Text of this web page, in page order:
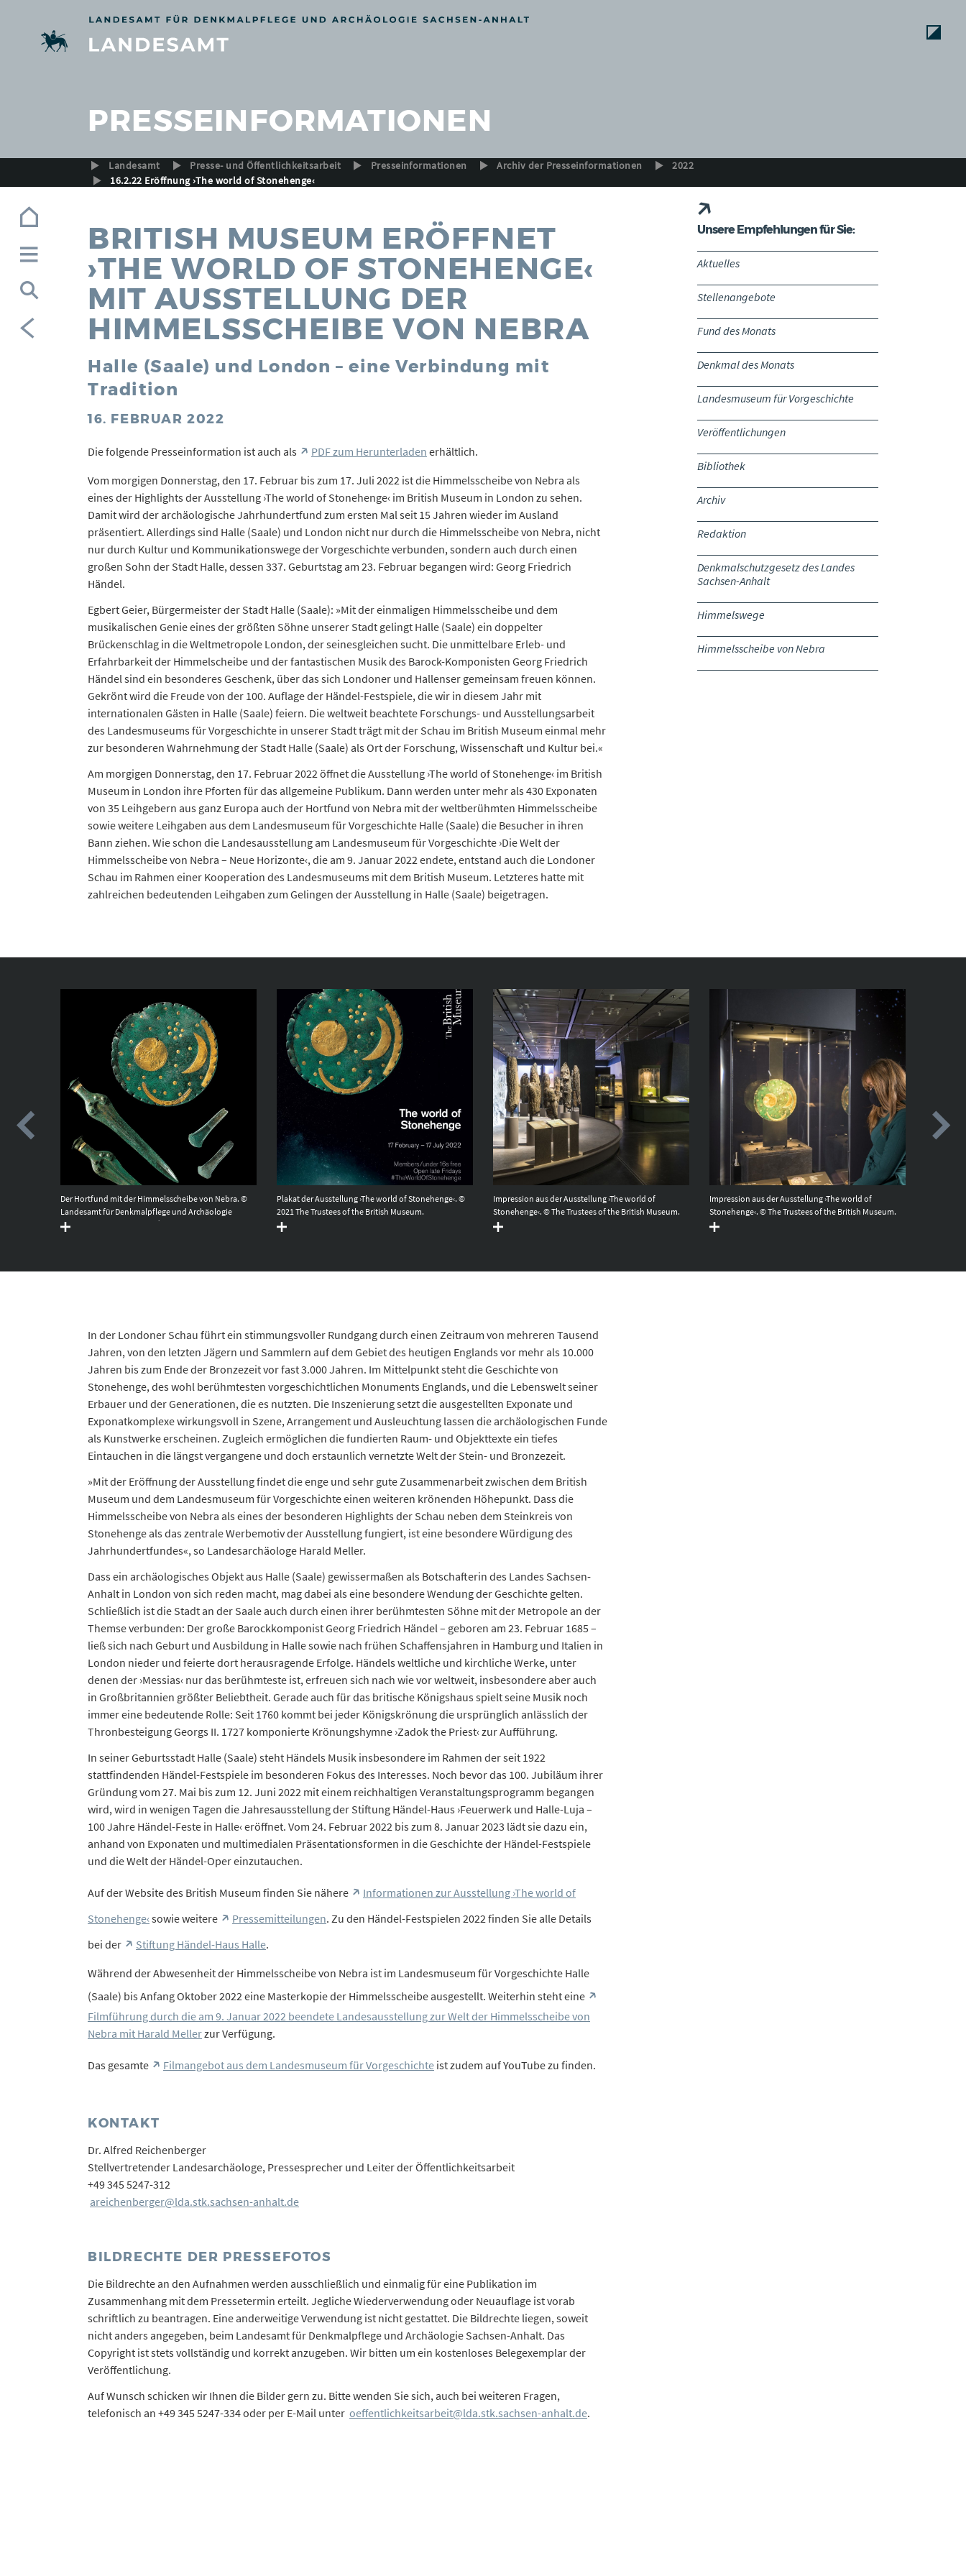
PRESSEINFORMATIONEN
Landesamt Presse- und Öffentlichkeitsarbeit Presseinformationen Archiv der Presseinformationen
2022
16.2.22 Eröffnung ›The world of Stonehenge‹
BRITISH MUSEUM ERÖFFNET
›THE WORLD OF STONEHENGE‹
MIT AUSSTELLUNG DER
HIMMELSSCHEIBE VON NEBRA
Halle (Saale) und London – eine Verbindung mit
Tradition
16. FEBRUAR 2022
Die folgende Presseinformation ist auch als PDF zum Herunterladen erhältlich.
Vom morgigen Donnerstag, den 17. Februar bis zum 17. Juli 2022 ist die Himmelsscheibe von Nebra als
eines der Highlights der Ausstellung ›The world of Stonehenge‹ im British Museum in London zu sehen.
Damit wird der archäologische Jahrhundertfund zum ersten Mal seit 15 Jahren wieder im Ausland
präsentiert. Allerdings sind Halle (Saale) und London nicht nur durch die Himmelsscheibe von Nebra, nicht
nur durch Kultur und Kommunikationswege der Vorgeschichte verbunden, sondern auch durch einen
großen Sohn der Stadt Halle, dessen 337. Geburtstag am 23. Februar begangen wird: Georg Friedrich
Händel.
Egbert Geier, Bürgermeister der Stadt Halle (Saale): »Mit der einmaligen Himmelsscheibe und dem
musikalischen Genie eines der größten Söhne unserer Stadt gelingt Halle (Saale) ein doppelter
Brückenschlag in die Weltmetropole London, der seinesgleichen sucht. Die unmittelbare Erleb- und
Erfahrbarkeit der Himmelscheibe und der fantastischen Musik des Barock-Komponisten Georg Friedrich
Händel sind ein besonderes Geschenk, über das sich Londoner und Hallenser gemeinsam freuen können.
Gekrönt wird die Freude von der 100. Auflage der Händel-Festspiele, die wir in diesem Jahr mit
internationalen Gästen in Halle (Saale) feiern. Die weltweit beachtete Forschungs- und Ausstellungsarbeit
des Landesmuseums für Vorgeschichte in unserer Stadt trägt mit der Schau im British Museum einmal mehr
zur besonderen Wahrnehmung der Stadt Halle (Saale) als Ort der Forschung, Wissenschaft und Kultur bei.«
Am morgigen Donnerstag, den 17. Februar 2022 öffnet die Ausstellung ›The world of Stonehenge‹ im British
Museum in London ihre Pforten für das allgemeine Publikum. Dann werden unter mehr als 430 Exponaten
von 35 Leihgebern aus ganz Europa auch der Hortfund von Nebra mit der weltberühmten Himmelsscheibe
sowie weitere Leihgaben aus dem Landesmuseum für Vorgeschichte Halle (Saale) die Besucher in ihren
Bann ziehen. Wie schon die Landesausstellung am Landesmuseum für Vorgeschichte ›Die Welt der
Himmelsscheibe von Nebra – Neue Horizonte‹, die am 9. Januar 2022 endete, entstand auch die Londoner
Schau im Rahmen einer Kooperation des Landesmuseums mit dem British Museum. Letzteres hatte mit
zahlreichen bedeutenden Leihgaben zum Gelingen der Ausstellung in Halle (Saale) beigetragen.
Unsere Empfehlungen für Sie:
Aktuelles
Stellenangebote
Fund des Monats
Denkmal des Monats
Landesmuseum für Vorgeschichte
Veröffentlichungen
Bibliothek
Archiv
Redaktion
Denkmalschutzgesetz des Landes
Sachsen-Anhalt
Himmelswege
Himmelsscheibe von Nebra
Der Hortfund mit der Himmelsscheibe von Nebra. ©
Landesamt für Denkmalpflege und Archäologie
Sachsen-Anhalt, Juraj Lipták.
Plakat der Ausstellung ›The world of Stonehenge‹. ©
2021 The Trustees of the British Museum.
Impression aus der Ausstellung ›The world of
Stonehenge‹. © The Trustees of the British Museum.
Impression aus der Ausstellung ›The world of
Stonehenge‹. © The Trustees of the British Museum.
In der Londoner Schau führt ein stimmungsvoller Rundgang durch einen Zeitraum von mehreren Tausend
Jahren, von den letzten Jägern und Sammlern auf dem Gebiet des heutigen Englands vor mehr als 10.000
Jahren bis zum Ende der Bronzezeit vor fast 3.000 Jahren. Im Mittelpunkt steht die Geschichte von
Stonehenge, des wohl berühmtesten vorgeschichtlichen Monuments Englands, und die Lebenswelt seiner
Erbauer und der Generationen, die es nutzten. Die Inszenierung setzt die ausgestellten Exponate und
Exponatkomplexe wirkungsvoll in Szene, Arrangement und Ausleuchtung lassen die archäologischen Funde
als Kunstwerke erscheinen. Zugleich ermöglichen die fundierten Raum- und Objekttexte ein tiefes
Eintauchen in die längst vergangene und doch erstaunlich vernetzte Welt der Stein- und Bronzezeit.
»Mit der Eröffnung der Ausstellung findet die enge und sehr gute Zusammenarbeit zwischen dem British
Museum und dem Landesmuseum für Vorgeschichte einen weiteren krönenden Höhepunkt. Dass die
Himmelsscheibe von Nebra als eines der besonderen Highlights der Schau neben dem Steinkreis von
Stonehenge als das zentrale Werbemotiv der Ausstellung fungiert, ist eine besondere Würdigung des
Jahrhundertfundes«, so Landesarchäologe Harald Meller.
Dass ein archäologisches Objekt aus Halle (Saale) gewissermaßen als Botschafterin des Landes Sachsen-
Anhalt in London von sich reden macht, mag dabei als eine besondere Wendung der Geschichte gelten.
Schließlich ist die Stadt an der Saale auch durch einen ihrer berühmtesten Söhne mit der Metropole an der
Themse verbunden: Der große Barockkomponist Georg Friedrich Händel – geboren am 23. Februar 1685 –
ließ sich nach Geburt und Ausbildung in Halle sowie nach frühen Schaffensjahren in Hamburg und Italien in
London nieder und feierte dort herausragende Erfolge. Händels weltliche und kirchliche Werke, unter
denen der ›Messias‹ nur das berühmteste ist, erfreuen sich nach wie vor weltweit, insbesondere aber auch
in Großbritannien größter Beliebtheit. Gerade auch für das britische Königshaus spielt seine Musik noch
immer eine bedeutende Rolle: Seit 1760 kommt bei jeder Königskrönung die ursprünglich anlässlich der
Thronbesteigung Georgs II. 1727 komponierte Krönungshymne ›Zadok the Priest‹ zur Aufführung.
In seiner Geburtsstadt Halle (Saale) steht Händels Musik insbesondere im Rahmen der seit 1922
stattfindenden Händel-Festspiele im besonderen Fokus des Interesses. Noch bevor das 100. Jubiläum ihrer
Gründung vom 27. Mai bis zum 12. Juni 2022 mit einem reichhaltigen Veranstaltungsprogramm begangen
wird, wird in wenigen Tagen die Jahresausstellung der Stiftung Händel-Haus ›Feuerwerk und Halle-Luja –
100 Jahre Händel-Feste in Halle‹ eröffnet. Vom 24. Februar 2022 bis zum 8. Januar 2023 lädt sie dazu ein,
anhand von Exponaten und multimedialen Präsentationsformen in die Geschichte der Händel-Festspiele
und die Welt der Händel-Oper einzutauchen.
Auf der Website des British Museum finden Sie nähere
Informationen zur Ausstellung ›The world of
Stonehenge‹sowie weitere Pressemitteilungen. Zu den Händel-Festspielen 2022 finden Sie alle Details
bei der
Stiftung Händel-Haus Halle.
Während der Abwesenheit der Himmelsscheibe von Nebra ist im Landesmuseum für Vorgeschichte Halle
(Saale) bis Anfang Oktober 2022 eine Masterkopie der Himmelsscheibe ausgestellt. Weiterhin steht eine
Filmführung durch die am 9. Januar 2022 beendete Landesausstellung zur Welt der Himmelsscheibe von
Nebra mit Harald Mellerzur Verfügung.
Das gesamte Filmangebot aus dem Landesmuseum für Vorgeschichte ist zudem auf YouTube zu finden.
KONTAKT
Dr. Alfred Reichenberger
Stellvertretender Landesarchäologe, Pressesprecher und Leiter der Öffentlichkeitsarbeit
+49 345 5247-312
areichenberger@lda.stk.sachsen-anhalt.de
BILDRECHTE DER PRESSEFOTOS
Die Bildrechte an den Aufnahmen werden ausschließlich und einmalig für eine Publikation im
Zusammenhang mit dem Pressetermin erteilt. Jegliche Wiederverwendung oder Neuauflage ist vorab
schriftlich zu beantragen. Eine anderweitige Verwendung ist nicht gestattet. Die Bildrechte liegen, soweit
nicht anders angegeben, beim Landesamt für Denkmalpflege und Archäologie Sachsen-Anhalt. Das
Copyright ist stets vollständig und korrekt anzugeben. Wir bitten um ein kostenloses Belegexemplar der
Veröffentlichung.
Auf Wunsch schicken wir Ihnen die Bilder gern zu. Bitte wenden Sie sich, auch bei weiteren Fragen,
telefonisch an +49 345 5247-334 oder per E-Mail unter oeffentlichkeitsarbeit@lda.stk.sachsen-anhalt.de.